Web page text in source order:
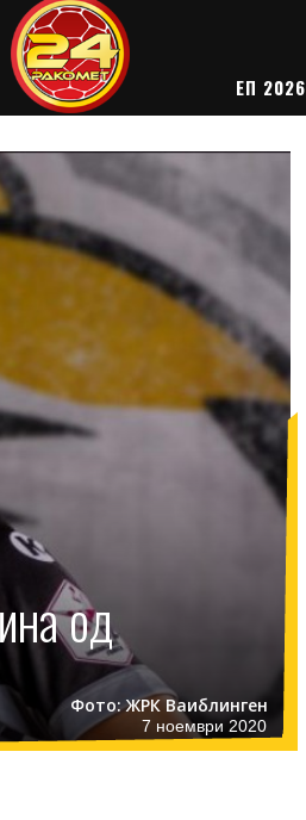
ЕП 2026
од
7 ноември 2020
Фото: ЖРК Ваиблинген